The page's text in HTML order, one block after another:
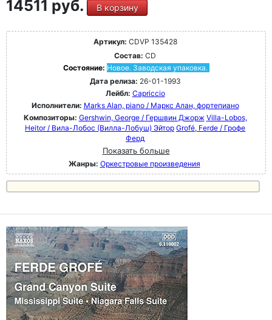
14511 руб. В корзину
Артикул: CDVP 135428
Состав: CD
Состояние: Новое. Заводская упаковка.
Дата релиза: 26-01-1993
Лейбл: Capriccio
Исполнители: Marks Alan, piano / Маркс Алан, фортепиано
Композиторы: Gershwin, George / Гершвин Джорж Villa-Lobos,
Heitor / Вила-Лобос (Вилла-Лобуш) Эйтор Grofé, Ferde / Грофе
Ферд
Показать больше
Жанры: Оркестровые произведения